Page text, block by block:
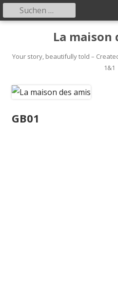
Inhalt
La maison
Your story, beautifully told –
1&1
Primäres
Suchen
nach:
GB01